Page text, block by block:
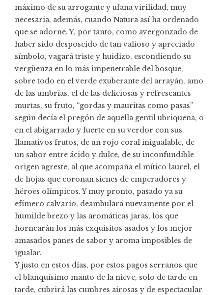
máximo de su arrogante y ufana virilidad, muy
necesaria, además, cuando Natura así ha ordenado
que se adorne. Y, por tanto, como avergonzado de
haber sido desposeído de tan valioso y apreciado
símbolo, vagará triste y huidizo, escondiendo su
vergüenza en lo más impenetrable del bosque,
sobre todo en el verde exuberante del arrayán, amo
de las umbrías, el de las deliciosas y refrescantes
murtas, su fruto, “gordas y mauritas como pasas”
según decía el pregón de aquella gentil ubriqueña, o
en el abigarrado y fuerte en su verdor con sus
llamativos frutos, de un rojo coral inigualable, de
un sabor entre ácido y dulce, de su inconfundible
origen agreste, al que acompaña el mítico laurel, el
de hojas que coronan sienes de emperadores y
héroes olímpicos. Y muy pronto, pasado ya su
efímero calvario, deambulará nuevamente por el
humilde brezo y las aromáticas jaras, los que
hornearán los más exquisitos asados y los mejor
amasados panes de sabor y aroma imposibles de
igualar.
Y justo en estos días, por estos pagos serranos que
el blanquísimo manto de la nieve, solo de tarde en
tarde, cubrirá las cumbres airosas y de espectacular